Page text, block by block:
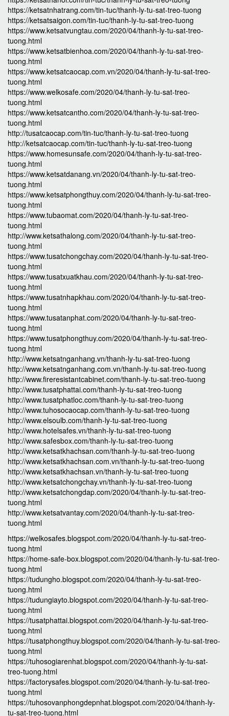
https://ketsatnhatrang.com/tin-tuc/thanh-ly-tu-sat-treo-tuong
https://ketsatsaigon.com/tin-tuc/thanh-ly-tu-sat-treo-tuong
https://www.ketsatvungtau.com/2020/04/thanh-ly-tu-sat-treo-
tuong.html
https://www.ketsatbienhoa.com/2020/04/thanh-ly-tu-sat-treo-
tuong.html
https://www.ketsatcaocap.com.vn/2020/04/thanh-ly-tu-sat-treo-
tuong.html
https://www.welkosafe.com/2020/04/thanh-ly-tu-sat-treo-
tuong.html
https://www.ketsatcantho.com/2020/04/thanh-ly-tu-sat-treo-
tuong.html
http://tusatcaocap.com/tin-tuc/thanh-ly-tu-sat-treo-tuong
http://ketsatcaocap.com/tin-tuc/thanh-ly-tu-sat-treo-tuong
https://www.homesunsafe.com/2020/04/thanh-ly-tu-sat-treo-
tuong.html
https://www.ketsatdanang.vn/2020/04/thanh-ly-tu-sat-treo-
tuong.html
https://www.ketsatphongthuy.com/2020/04/thanh-ly-tu-sat-treo-
tuong.html
https://www.tubaomat.com/2020/04/thanh-ly-tu-sat-treo-
tuong.html
http://www.ketsathalong.com/2020/04/thanh-ly-tu-sat-treo-
tuong.html
https://www.tusatchongchay.com/2020/04/thanh-ly-tu-sat-treo-
tuong.html
https://www.tusatxuatkhau.com/2020/04/thanh-ly-tu-sat-treo-
tuong.html
https://www.tusatnhapkhau.com/2020/04/thanh-ly-tu-sat-treo-
tuong.html
https://www.tusatanphat.com/2020/04/thanh-ly-tu-sat-treo-
tuong.html
https://www.tusatphongthuy.com/2020/04/thanh-ly-tu-sat-treo-
tuong.html
http://www.ketsatnganhang.vn/thanh-ly-tu-sat-treo-tuong
http://www.ketsatnganhang.com.vn/thanh-ly-tu-sat-treo-tuong
http://www.fireresistantcabinet.com/thanh-ly-tu-sat-treo-tuong
http://www.tusatphattai.com/thanh-ly-tu-sat-treo-tuong
http://www.tusatphatloc.com/thanh-ly-tu-sat-treo-tuong
http://www.tuhosocaocap.com/thanh-ly-tu-sat-treo-tuong
http://www.elsoulb.com/thanh-ly-tu-sat-treo-tuong
http://www.hotelsafes.vn/thanh-ly-tu-sat-treo-tuong
http://www.safesbox.com/thanh-ly-tu-sat-treo-tuong
http://www.ketsatkhachsan.com/thanh-ly-tu-sat-treo-tuong
http://www.ketsatkhachsan.com.vn/thanh-ly-tu-sat-treo-tuong
http://www.ketsatkhachsan.vn/thanh-ly-tu-sat-treo-tuong
http://www.ketsatchongchay.vn/thanh-ly-tu-sat-treo-tuong
http://www.ketsatchongdap.com/2020/04/thanh-ly-tu-sat-treo-
tuong.html
http://www.ketsatvantay.com/2020/04/thanh-ly-tu-sat-treo-
tuong.html
https://welkosafes.blogspot.com/2020/04/thanh-ly-tu-sat-treo-
tuong.html
https://home-safe-box.blogspot.com/2020/04/thanh-ly-tu-sat-treo-
tuong.html
https://tudungho.blogspot.com/2020/04/thanh-ly-tu-sat-treo-
tuong.html
https://tudungiayto.blogspot.com/2020/04/thanh-ly-tu-sat-treo-
tuong.html
https://tusatphattai.blogspot.com/2020/04/thanh-ly-tu-sat-treo-
tuong.html
https://tusatphongthuy.blogspot.com/2020/04/thanh-ly-tu-sat-treo-
tuong.html
https://tuhosogiarenhat.blogspot.com/2020/04/thanh-ly-tu-sat-
treo-tuong.html
https://factorysafes.blogspot.com/2020/04/thanh-ly-tu-sat-treo-
tuong.html
https://tuhosovanphongdepnhat.blogspot.com/2020/04/thanh-ly-
tu-sat-treo-tuong.html